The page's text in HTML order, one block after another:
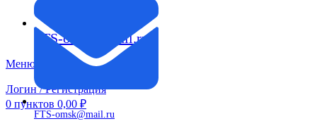
FTS-omsk@mail.ru
Меню
Логин / Регистрация
0 пунктов 0,00 ₽
FTS-omsk@mail.ru